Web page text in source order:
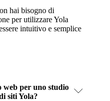
hai bisogno di
per utilizzare Yola
intuitivo e semplice
web per uno studio
siti Yola?